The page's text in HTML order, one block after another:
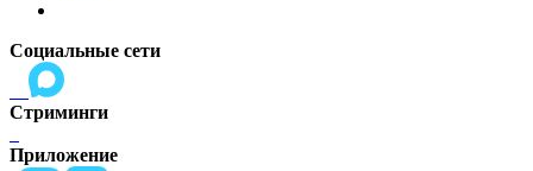
Социальные сети
Стриминги
Приложение